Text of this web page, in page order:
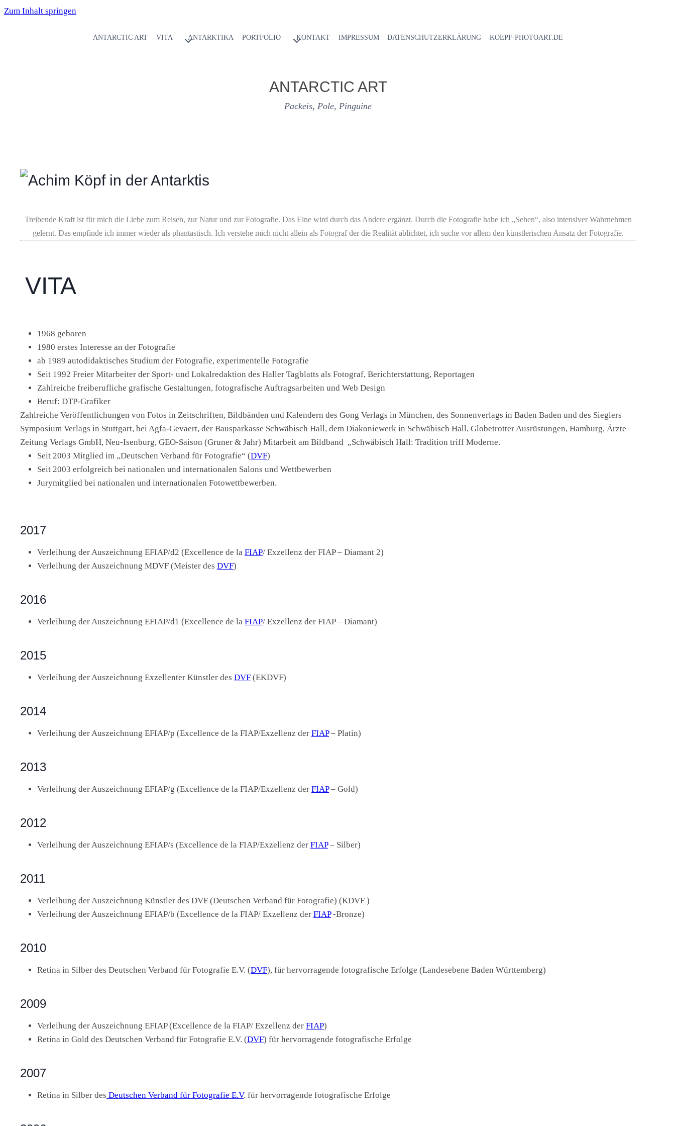
Zum Inhalt springen
ANTARCTIC ART VITA ANTARKTIKA PORTFOLIO KONTAKT IMPRESSUM DATENSCHUTZERKLÄRUNG KOEPF-PHOTOART.DE
ANTARCTIC ART
Packeis, Pole, Pinguine
Treibende Kraft ist für mich die Liebe zum Reisen, zur Natur und zur Fotografie. Das Eine wird durch das Andere ergänzt. Durch die Fotografie habe ich „Sehen“, also intensiver Wahrnehmen
gelernt. Das empfinde ich immer wieder als phantastisch. Ich verstehe mich nicht allein als Fotograf der die Realität ablichtet, ich suche vor allem den künstlerischen Ansatz der Fotografie.
VITA
1968 geboren
1980 erstes Interesse an der Fotografie
ab 1989 autodidaktisches Studium der Fotografie, experimentelle Fotografie
Seit 1992 Freier Mitarbeiter der Sport- und Lokalredaktion des Haller Tagblatts als Fotograf, Berichterstattung, Reportagen
Zahlreiche freiberufliche grafische Gestaltungen, fotografische Auftragsarbeiten und Web Design
Beruf: DTP-Grafiker
Zahlreiche Veröffentlichungen von Fotos in Zeitschriften, Bildbänden und Kalendern des Gong Verlags in München, des Sonnenverlags in Baden Baden und des Sieglers
Symposium Verlags in Stuttgart, bei Agfa-Gevaert, der Bausparkasse Schwäbisch Hall, dem Diakoniewerk in Schwäbisch Hall, Globetrotter Ausrüstungen, Hamburg, Ärzte
Zeitung Verlags GmbH, Neu-Isenburg, GEO-Saison (Gruner & Jahr) Mitarbeit am Bildband „Schwäbisch Hall: Tradition triff Moderne.
Seit 2003 Mitglied im „Deutschen Verband für Fotografie“ (DVF)
Seit 2003 erfolgreich bei nationalen und internationalen Salons und Wettbewerben
Jurymitglied bei nationalen und internationalen Fotowettbewerben.
2017
Verleihung der Auszeichnung EFIAP/d2 (Excellence de la FIAP/ Exzellenz der FIAP – Diamant 2)
Verleihung der Auszeichnung MDVF (Meister des DVF)
2016
Verleihung der Auszeichnung EFIAP/d1 (Excellence de la FIAP/ Exzellenz der FIAP – Diamant)
2015
Verleihung der Auszeichnung Exzellenter Künstler des DVF (EKDVF)
2014
Verleihung der Auszeichnung EFIAP/p (Excellence de la FIAP/Exzellenz der FIAP– Platin)
2013
Verleihung der Auszeichnung EFIAP/g (Excellence de la FIAP/Exzellenz der FIAP– Gold)
2012
Verleihung der Auszeichnung EFIAP/s (Excellence de la FIAP/Exzellenz der FIAP– Silber)
2011
Verleihung der Auszeichnung Künstler des DVF (Deutschen Verband für Fotografie) (KDVF )
Verleihung der Auszeichnung EFIAP/b (Excellence de la FIAP/ Exzellenz der FIAP-Bronze)
2010
Retina in Silber des Deutschen Verband für Fotografie E.V. (DVF), für hervorragende fotografische Erfolge (Landesebene Baden Württemberg)
2009
Verleihung der Auszeichnung EFIAP (Excellence de la FIAP/ Exzellenz der FIAP)
Retina in Gold des Deutschen Verband für Fotografie E.V. (DVF) für hervorragende fotografische Erfolge
2007
Retina in Silber des Deutschen Verband für Fotografie E.V. für hervorragende fotografische Erfolge